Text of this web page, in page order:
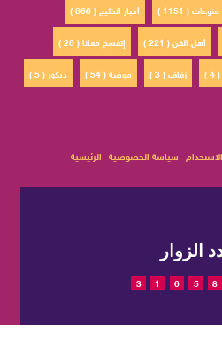
أخبار الخليج ( 868 ) منوعات ( 1151 )
إتفسح معانا ( 26 )
أهل الفن ( 221 )
ديكور ( 5 )
موضة ( 54 ) زفاف ( 3 ) )
الرئيسية سياسة الخصوصية
الزوار
3 1 6 5 8